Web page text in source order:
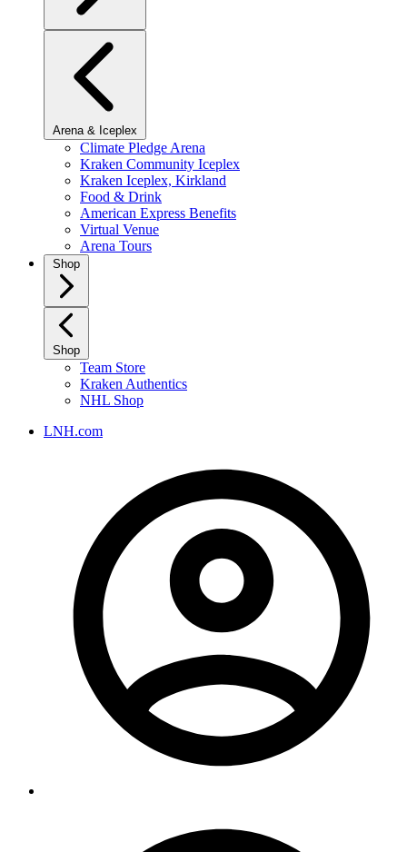
Arena & Iceplex
Climate Pledge Arena
Kraken Community Iceplex
Kraken Iceplex, Kirkland
Food & Drink
American Express Benefits
Virtual Venue
Arena Tours
Shop
Shop
Team Store
Kraken Authentics
NHL Shop
LNH.com